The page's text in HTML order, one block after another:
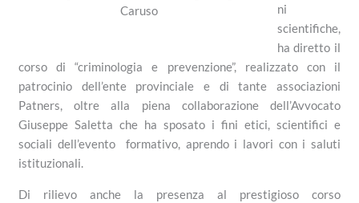
Caruso
ni
scientifiche,
ha diretto il
corso di “criminologia e prevenzione”, realizzato con il
patrocinio dell’ente provinciale e di tante associazioni
Patners, oltre alla piena collaborazione dell’Avvocato
Giuseppe Saletta che ha sposato i fini etici, scientifici e
sociali dell’evento formativo, aprendo i lavori con i saluti
istituzionali.
Di rilievo anche la presenza al prestigioso corso